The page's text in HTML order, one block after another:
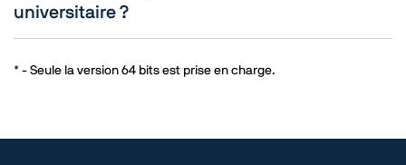
universitaire ?
* - Seule la version 64 bits est prise en charge.